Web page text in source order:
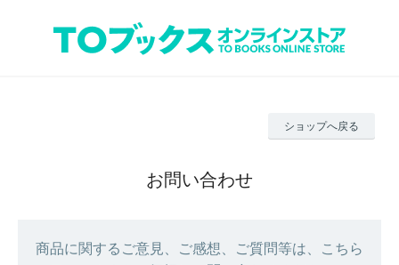
ショップへ戻る
お問い合わせ
商品に関するご意見、ご感想、ご質問等は、こちら